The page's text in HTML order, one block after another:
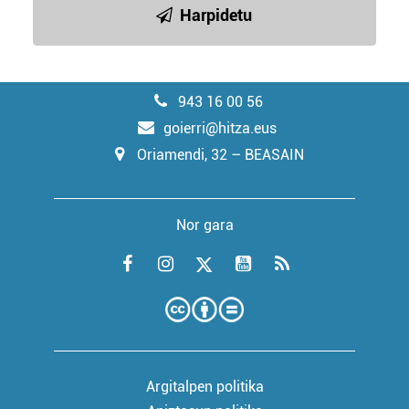
Harpidetu
943 16 00 56
goierri@hitza.eus
Oriamendi, 32 – BEASAIN
Nor gara
Argitalpen politika